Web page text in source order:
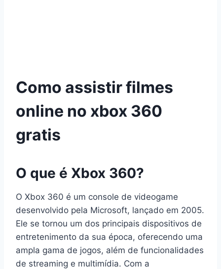
Como assistir filmes
online no xbox 360
gratis
O que é Xbox 360?
O Xbox 360 é um console de videogame
desenvolvido pela Microsoft, lançado em 2005.
Ele se tornou um dos principais dispositivos de
entretenimento da sua época, oferecendo uma
ampla gama de jogos, além de funcionalidades
de streaming e multimídia. Com a